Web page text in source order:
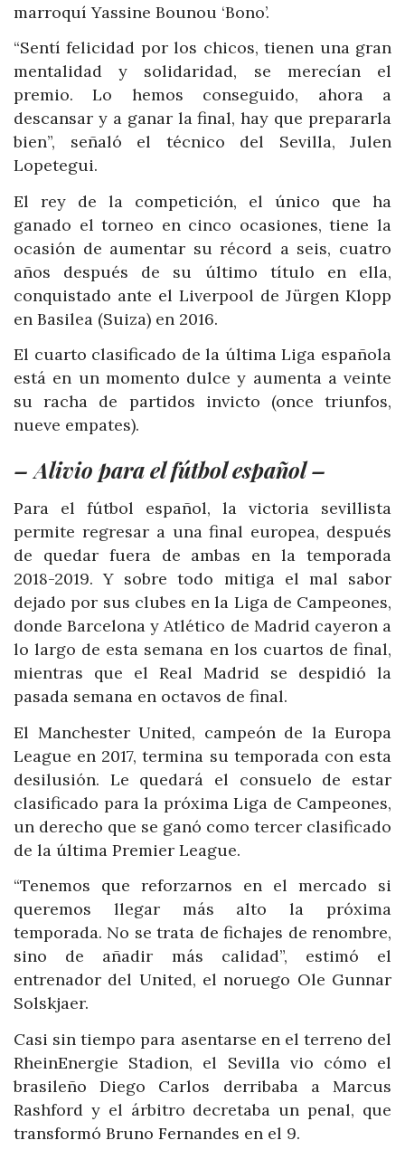
marroquí Yassine Bounou ‘Bono’.
“Sentí felicidad por los chicos, tienen una gran
mentalidad y solidaridad, se merecían el
premio. Lo hemos conseguido, ahora a
descansar y a ganar la final, hay que prepararla
bien”, señaló el técnico del Sevilla, Julen
Lopetegui.
El rey de la competición, el único que ha
ganado el torneo en cinco ocasiones, tiene la
ocasión de aumentar su récord a seis, cuatro
años después de su último título en ella,
conquistado ante el Liverpool de Jürgen Klopp
en Basilea (Suiza) en 2016.
El cuarto clasificado de la última Liga española
está en un momento dulce y aumenta a veinte
su racha de partidos invicto (once triunfos,
nueve empates).
– Alivio para el fútbol español –
Para el fútbol español, la victoria sevillista
permite regresar a una final europea, después
de quedar fuera de ambas en la temporada
2018-2019. Y sobre todo mitiga el mal sabor
dejado por sus clubes en la Liga de Campeones,
donde Barcelona y Atlético de Madrid cayeron a
lo largo de esta semana en los cuartos de final,
mientras que el Real Madrid se despidió la
pasada semana en octavos de final.
El Manchester United, campeón de la Europa
League en 2017, termina su temporada con esta
desilusión. Le quedará el consuelo de estar
clasificado para la próxima Liga de Campeones,
un derecho que se ganó como tercer clasificado
de la última Premier League.
“Tenemos que reforzarnos en el mercado si
queremos llegar más alto la próxima
temporada. No se trata de fichajes de renombre,
sino de añadir más calidad”, estimó el
entrenador del United, el noruego Ole Gunnar
Solskjaer.
Casi sin tiempo para asentarse en el terreno del
RheinEnergie Stadion, el Sevilla vio cómo el
brasileño Diego Carlos derribaba a Marcus
Rashford y el árbitro decretaba un penal, que
transformó Bruno Fernandes en el 9.